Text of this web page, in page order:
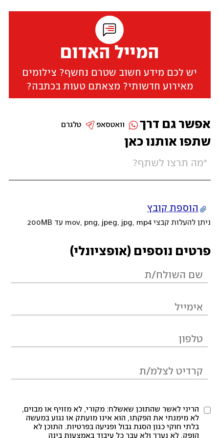
המייל האדום
יש לכם מידע חשוב שטרם נחשף? צילומים
מאירוע חדשותי? מצאתם טעות בכתבה?
שתפו אותנו כאן
הוספת קובץ
ניתן להעלות קבצי mov, png, jpeg, jpg, mp4 עד 200MB
פרטים נוספים (אופציונלי)
הריני לאשר שהתוכן שאשלח: מקורי, לא מזויף או מבוים,
לא מימנתי את הפקתו, הוא אינו מועתק או נגוע במעשה
בלתי חוקי כגון הסגת גבול ופגיעה בפרטיות. התוכן לא
הופק, לא נערך ולא עבר כל עיבוד באמצעות בינה
אפשר גם דרך טלגרם וואטסאפ